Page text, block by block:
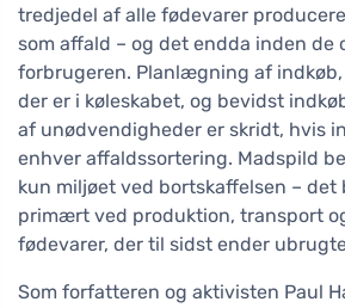
tredjedel af alle fødevarer
som affald – og det endda inden de
forbrugeren. Planlægning af
der er i køleskabet, og bevidst
af unødvendigheder er skridt, hvis
enhver affaldssortering. Madspild
kun miljøet ved bortskaffelsen – det
primært ved produktion, transport
fødevarer, der til sidst ender
Som forfatteren og aktivisten Paul